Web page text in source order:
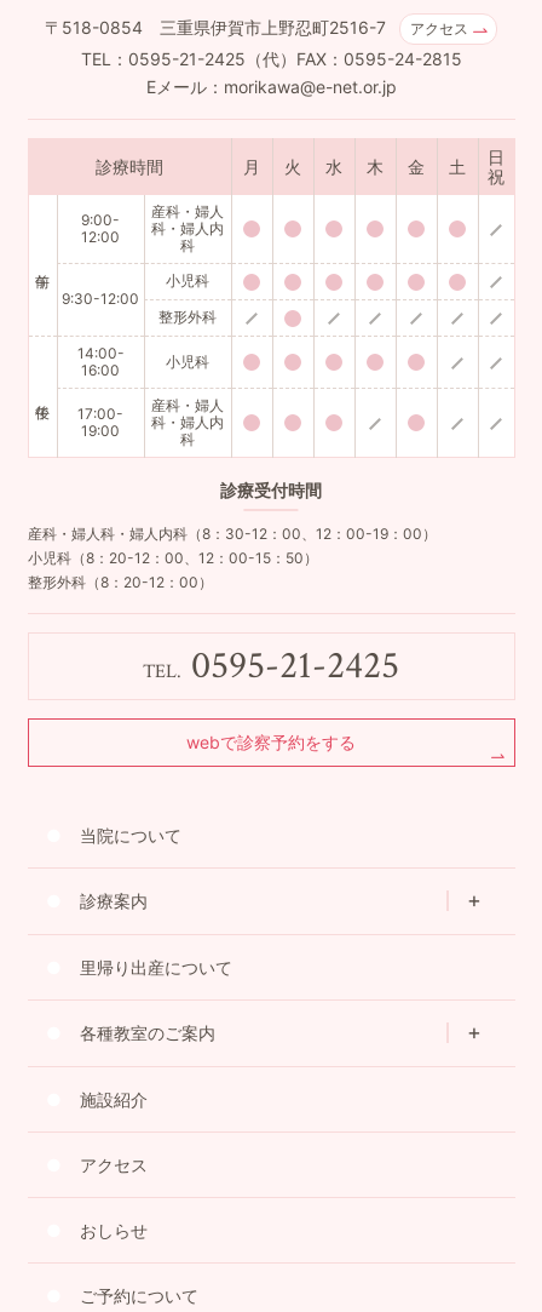
〒518-0854 三重県伊賀市上野忍町2516-7 アクセス
TEL：0595-21-2425（代）FAX：0595-24-2815
Eメール：morikawa@e-net.or.jp
診療時間 月 火 水 木 金 土
日
祝
9:00-
12:00
産科・婦人
科・婦人内
科
9:30-12:00
小児科
整形外科
14:00-
16:00
小児科
17:00-
19:00
産科・婦人
科・婦人内
科
診療受付時間
産科・婦人科・婦人内科（8：30-12：00、12：00-19：00）
小児科（8：20-12：00、12：00-15：50）
整形外科（8：20-12：00）
TEL. 0595-21-2425
webで診察予約をする
当院について
診療案内
里帰り出産について
各種教室のご案内
施設紹介
アクセス
おしらせ
ご予約について